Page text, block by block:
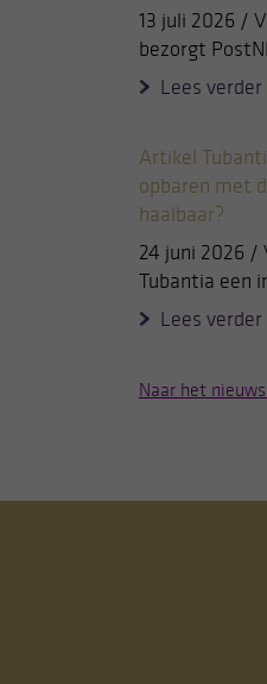
13 juli 2026 /
bezorgt
Lees verder
Artikel
opbaren met
haalbaar?
24 juni 2026 /
Tubantia een
Lees verder
Naar het